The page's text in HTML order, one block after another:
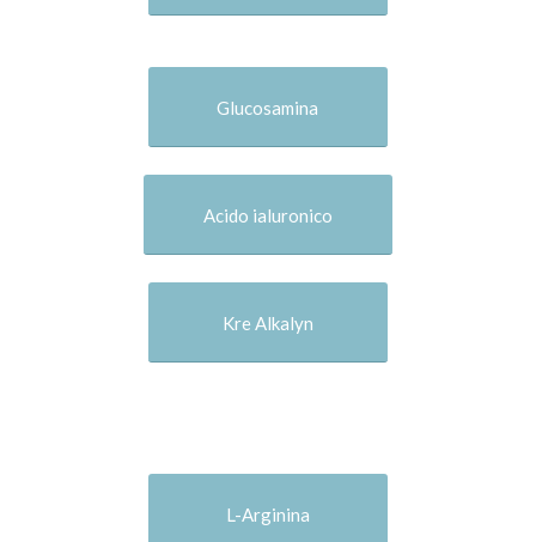
Glucosamina
Acido ialuronico
Kre Alkalyn
L-Arginina